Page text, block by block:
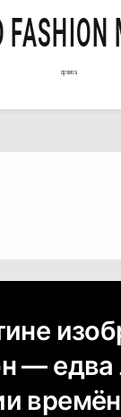
FASHION
cgrave.ru
— едва